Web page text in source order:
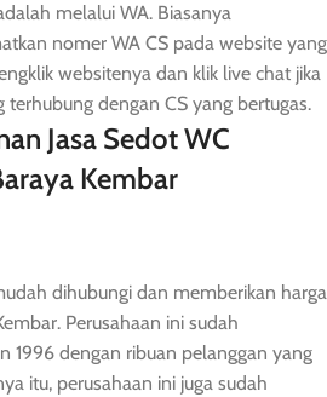
melalui WA. Biasanya
nomer WA CS pada website yang
websitenya dan klik live chat jika
terhubung dengan CS yang bertugas.
Jasa Sedot WC
Kembar
dihubungi dan memberikan harga
Perusahaan ini sudah
1996 dengan ribuan pelanggan yang
itu, perusahaan ini juga sudah